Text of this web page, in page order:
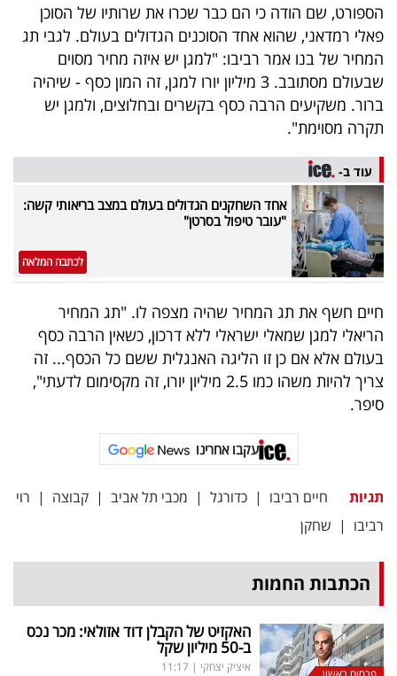
דרושים
ניוזלטרים
מייל
אדום
פרסמו
באייס
עקבו
אחרינו:
הספורט, שם הודה כי הם כבר שכרו את שרותיו של הסוכן
פאלי רמדאני, שהוא אחד הסוכנים הגדולים בעולם. לגבי תג
המחיר של בנו אמר רביבו: "למגן יש איזה מחיר מסוים
שבעולם מסתובב. 3 מיליון יורו למגן, זה המון כסף - שיהיה
ברור. משקיעים הרבה כסף בקשרים ובחלוצים, ולמגן יש
תקרה מסוימת".
עוד ב-
אחד השחקנים הגדולים בעולם במצב בריאותי קשה:
"עובר טיפול בסרטן"
לכתבה המלאה
חיים חשף את תג המחיר שהיה מצפה לו. "תג המחיר
הריאלי למגן שמאלי ישראלי ללא דרכון, כשאין הרבה כסף
בעולם אלא אם כן זו הליגה האנגלית ששם כל הכסף... זה
צריך להיות משהו כמו 2.5 מיליון יורו, זה מקסימום לדעתי",
סיפר.
עקבו אחרינו
תגיות חיים רביבו | כדורגל | מכבי תל אביב | קבוצה | רוי
רביבו | שחקן
הכתבות החמות
האקזיט של הקבלן דוד אזולאי: מכר נכס
ב-50 מיליון שקל
איציק יצחקי |
11:17